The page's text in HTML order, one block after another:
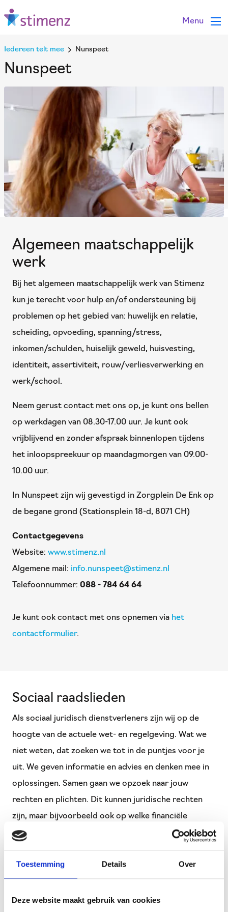
Toestemming Details Over
Deze website maakt gebruik van cookies
Menu
Iedereen telt mee Nunspeet
Nunspeet
Algemeen maatschappelijk
werk
Bij het algemeen maatschappelijk werk van Stimenz
kun je terecht voor hulp en/of ondersteuning bij
problemen op het gebied van: huwelijk en relatie,
scheiding, opvoeding, spanning/stress,
inkomen/schulden, huiselijk geweld, huisvesting,
identiteit, assertiviteit, rouw/verliesverwerking en
werk/school.
Neem gerust contact met ons op, je kunt ons bellen
op werkdagen van 08.30-17.00 uur. Je kunt ook
vrijblijvend en zonder afspraak binnenlopen tijdens
het inloopspreekuur op maandagmorgen van 09.00-
10.00 uur.
In Nunspeet zijn wij gevestigd in Zorgplein De Enk op
de begane grond (Stationsplein 18-d, 8071 CH)
Contactgegevens
Website: www.stimenz.nl
Algemene mail: info.nunspeet@stimenz.nl
Telefoonnummer: 088 - 784 64 64
Je kunt ook contact met ons opnemen via het
contactformulier.
Sociaal raadslieden
Als sociaal juridisch dienstverleners zijn wij op de
hoogte van de actuele wet- en regelgeving. Wat we
niet weten, dat zoeken we tot in de puntjes voor je
uit. We geven informatie en advies en denken mee in
oplossingen. Samen gaan we opzoek naar jouw
rechten en plichten. Dit kunnen juridische rechten
zijn, maar bijvoorbeeld ook op welke financiële
voorzieningen je recht hebt. Naast het meedenken
kunnen wij ook helpen door samen met jou een
organisatie te bellen of we schrijven een brief of
bezwaarschrift.
Neem voor informatie of het maken van een afspraak